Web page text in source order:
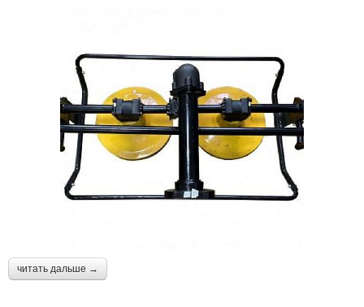
читать дальше →